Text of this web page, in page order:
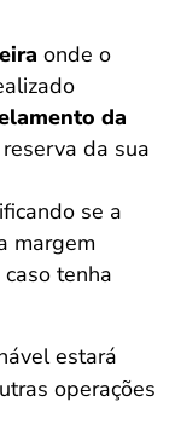
onde o
da
da sua
se a
margem
caso tenha
estará
operações